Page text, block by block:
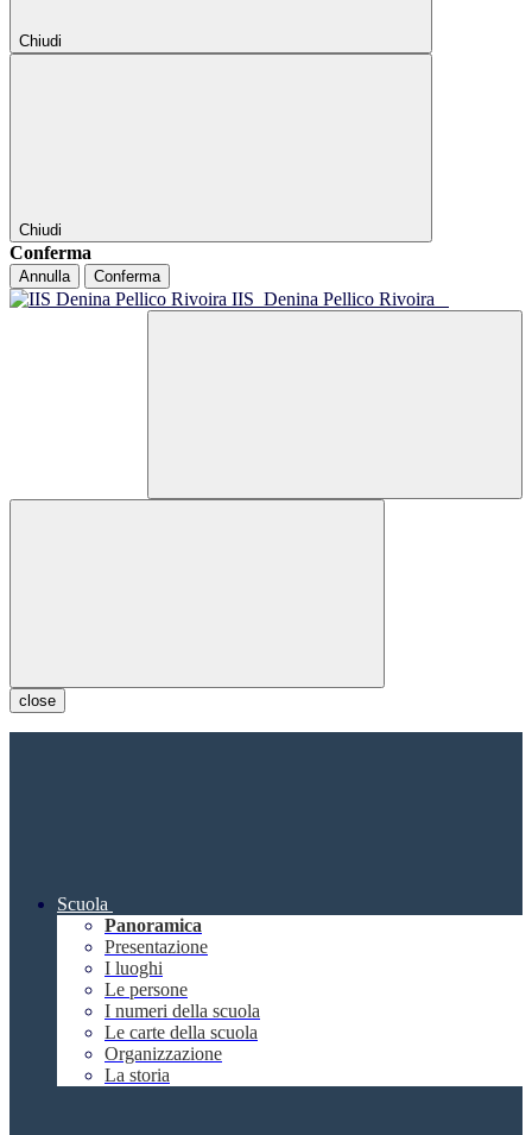
Chiudi
Chiudi
Conferma
Annulla Conferma
IIS Denina Pellico Rivoira
close
Scuola
Panoramica
Presentazione
I luoghi
Le persone
I numeri della scuola
Le carte della scuola
Organizzazione
La storia